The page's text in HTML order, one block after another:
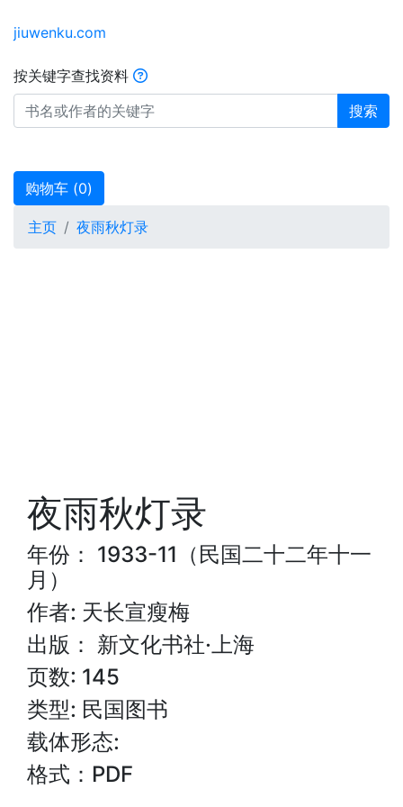
jiuwenku.com
按关键字查找资料
搜索
购物车 (0)
主页 夜雨秋灯录
夜雨秋灯录
年份： 1933-11（民国二十二年十一
月）
作者: 天长宣瘦梅
出版： 新文化书社·上海
页数: 145
类型: 民国图书
载体形态:
格式：PDF